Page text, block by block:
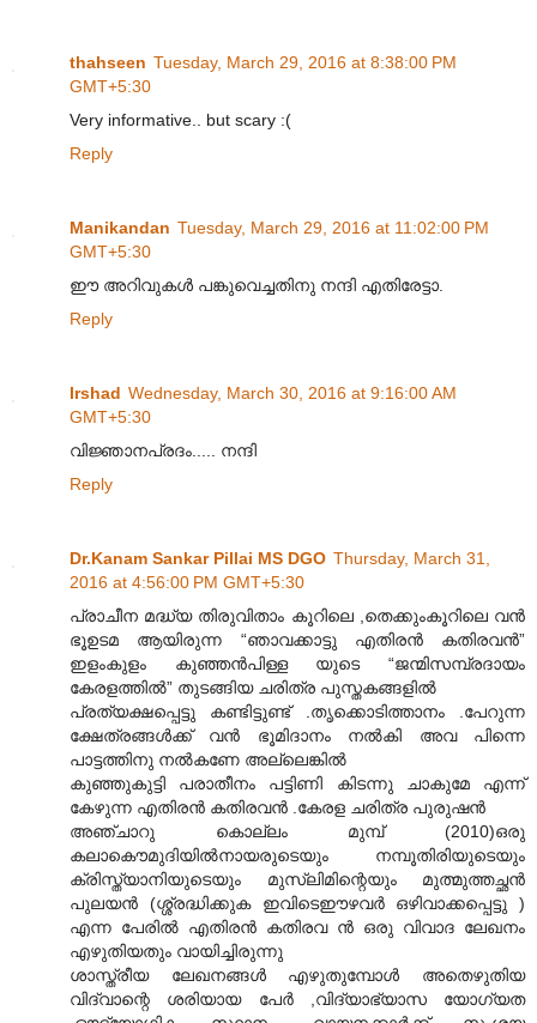
thahseen Tuesday, March 29, 2016 at 8:38:00 PM
GMT+5:30
Very informative.. but scary :(
Reply
Manikandan Tuesday, March 29, 2016 at 11:02:00 PM
GMT+5:30
ഈ അറിവുകൾ പങ്കുവെച്ചതിനു നന്ദി എതിരേട്ടാ.
Reply
Irshad Wednesday, March 30, 2016 at 9:16:00 AM
GMT+5:30
വിജ്ഞാനപ്രദം..... നന്ദി
Reply
Dr.Kanam Sankar Pillai MS DGO Thursday, March 31,
2016 at 4:56:00 PM GMT+5:30
പ്രാചീന മദ്ധ്യ തിരുവിതാം കൂറിലെ ,തെക്കുംകൂറിലെ വന്‍
ഭൂഉടമ ആയിരുന്ന “ഞാവക്കാട്ടു എതിരന്‍ കതിരവന്‍”
ഇളംകുളം കുഞ്ഞന്‍പിള്ള യുടെ “ജന്മിസമ്പ്രദായം
കേരളത്തില്‍” തുടങ്ങിയ ചരിത്ര പുസ്തകങ്ങളില്‍
പ്രത്യക്ഷപ്പെട്ടു കണ്ടിട്ടുണ്ട് .തൃക്കൊടിത്താനം .പേറുന്ന
ക്ഷേത്രങ്ങള്‍ക്ക് വന്‍ ഭൂമിദാനം നല്‍കി അവ പിന്നെ
പാട്ടത്തിനു നല്‍കണേ അല്ലെങ്കില്‍
കുഞ്ഞുകുട്ടി പരാതീനം പട്ടിണി കിടന്നു ചാകുമേ എന്ന്
കേഴുന്ന എതിരന്‍ കതിരവന്‍ .കേരള ചരിത്ര പുരുഷന്‍
അഞ്ചാറു കൊല്ലം മുമ്പ് (2010)ഒരു
കലാകൌമുദിയില്‍നായരുടെയും നമ്പൂതിരിയുടെയും
ക്രിസ്ത്യാനിയുടെയും മുസ്ലിമിന്റെയും മുത്മുത്തച്ഛന്‍
പുലയന്‍ (ശ്ശ്രദ്ധിക്കുക ഇവിടെഈഴവര്‍ ഒഴിവാക്കപ്പെട്ടു )
എന്ന പേരില്‍ എതിരന്‍ കതിരവ ന്‍ ഒരു വിവാദ ലേഖനം
എഴുതിയതും വായിച്ചിരുന്നു
ശാസ്ത്രീയ ലേഖനങ്ങള്‍ എഴുതുമ്പോള്‍ അതെഴുതിയ
വിദ്വാന്റെ ശരിയായ പേര്‍ ,വിദ്യാഭ്യാസ യോഗ്യത